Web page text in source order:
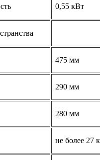
0,55 кВт
475 мм
290 мм
280 мм
не более 27